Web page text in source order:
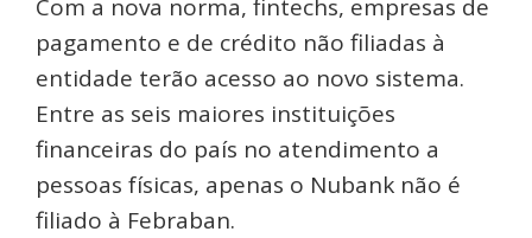
Com a nova norma, fintechs, empresas de
pagamento e de crédito não filiadas à
entidade terão acesso ao novo sistema.
Entre as seis maiores instituições
financeiras do país no atendimento a
pessoas físicas, apenas o Nubank não é
filiado à Febraban.